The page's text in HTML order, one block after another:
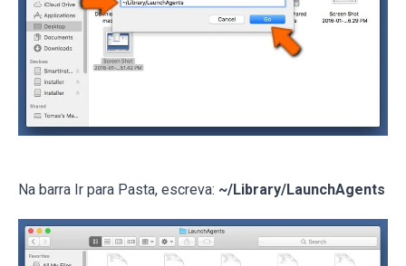
Na barra Ir para Pasta, escreva: ~/Library/LaunchAgents